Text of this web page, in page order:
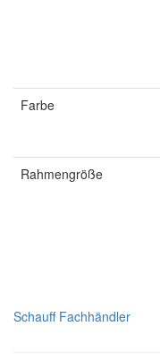
Farbe
Rahmengröße
Schauff Fachhändler